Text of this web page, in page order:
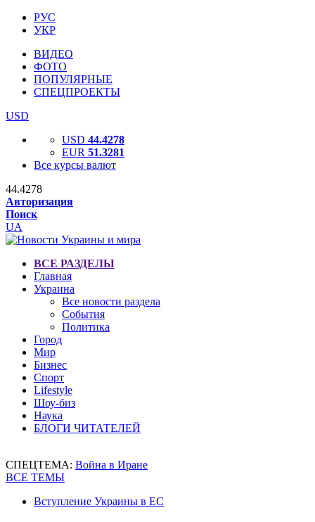
РУС
УКР
ВИДЕО
ФОТО
ПОПУЛЯРНЫЕ
СПЕЦПРОЕКТЫ
USD
USD 44.4278
EUR 51.3281
Все курсы валют
44.4278
Авторизация
Поиск
UA
ВСЕ РАЗДЕЛЫ
Главная
Украина
Все новости раздела
События
Политика
Город
Мир
Бизнес
Спорт
Lifestyle
Шоу-биз
Наука
БЛОГИ ЧИТАТЕЛЕЙ
СПЕЦТЕМА: Война в Иране
ВСЕ ТЕМЫ
Вступление Украины в ЕС